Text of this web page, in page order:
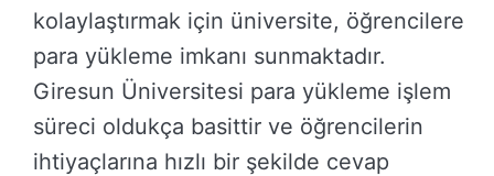
kolaylaştırmak için üniversite, öğrencilere
para yükleme imkanı sunmaktadır.
Giresun Üniversitesi para yükleme işlem
süreci oldukça basittir ve öğrencilerin
ihtiyaçlarına hızlı bir şekilde cevap